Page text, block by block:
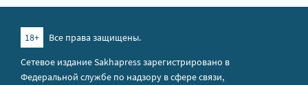
18+
Все права защищены.
Сетевое издание Sakhapress зарегистрировано в
Федеральной службе по надзору в сфере связи,